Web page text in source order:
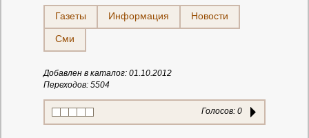
Газеты
Информация Новости
Сми
Добавлен в каталог: 01.10.2012
Переходов: 5504
Голосов: 0